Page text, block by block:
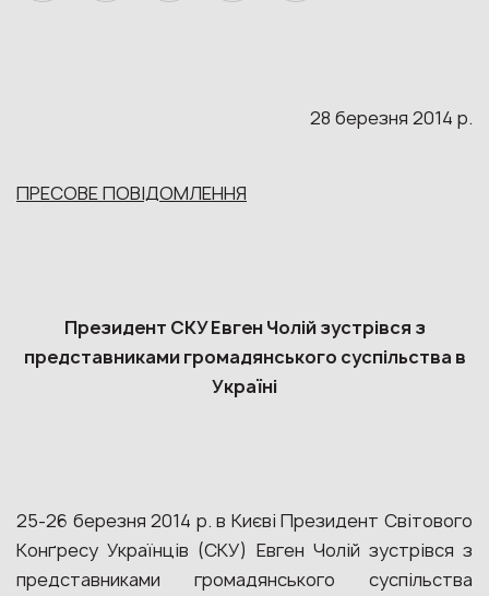
28 березня 2014 р.
ПРЕСОВЕ ПОВІДОМЛЕННЯ
Президент СКУ Евген Чолій зустрівся з
представниками громадянського суспільства в
Україні
25-26 березня 2014 р. в Києві Президент Світового
Конґресу Українців (СКУ) Евген Чолій зустрівся з
представниками громадянського суспільства